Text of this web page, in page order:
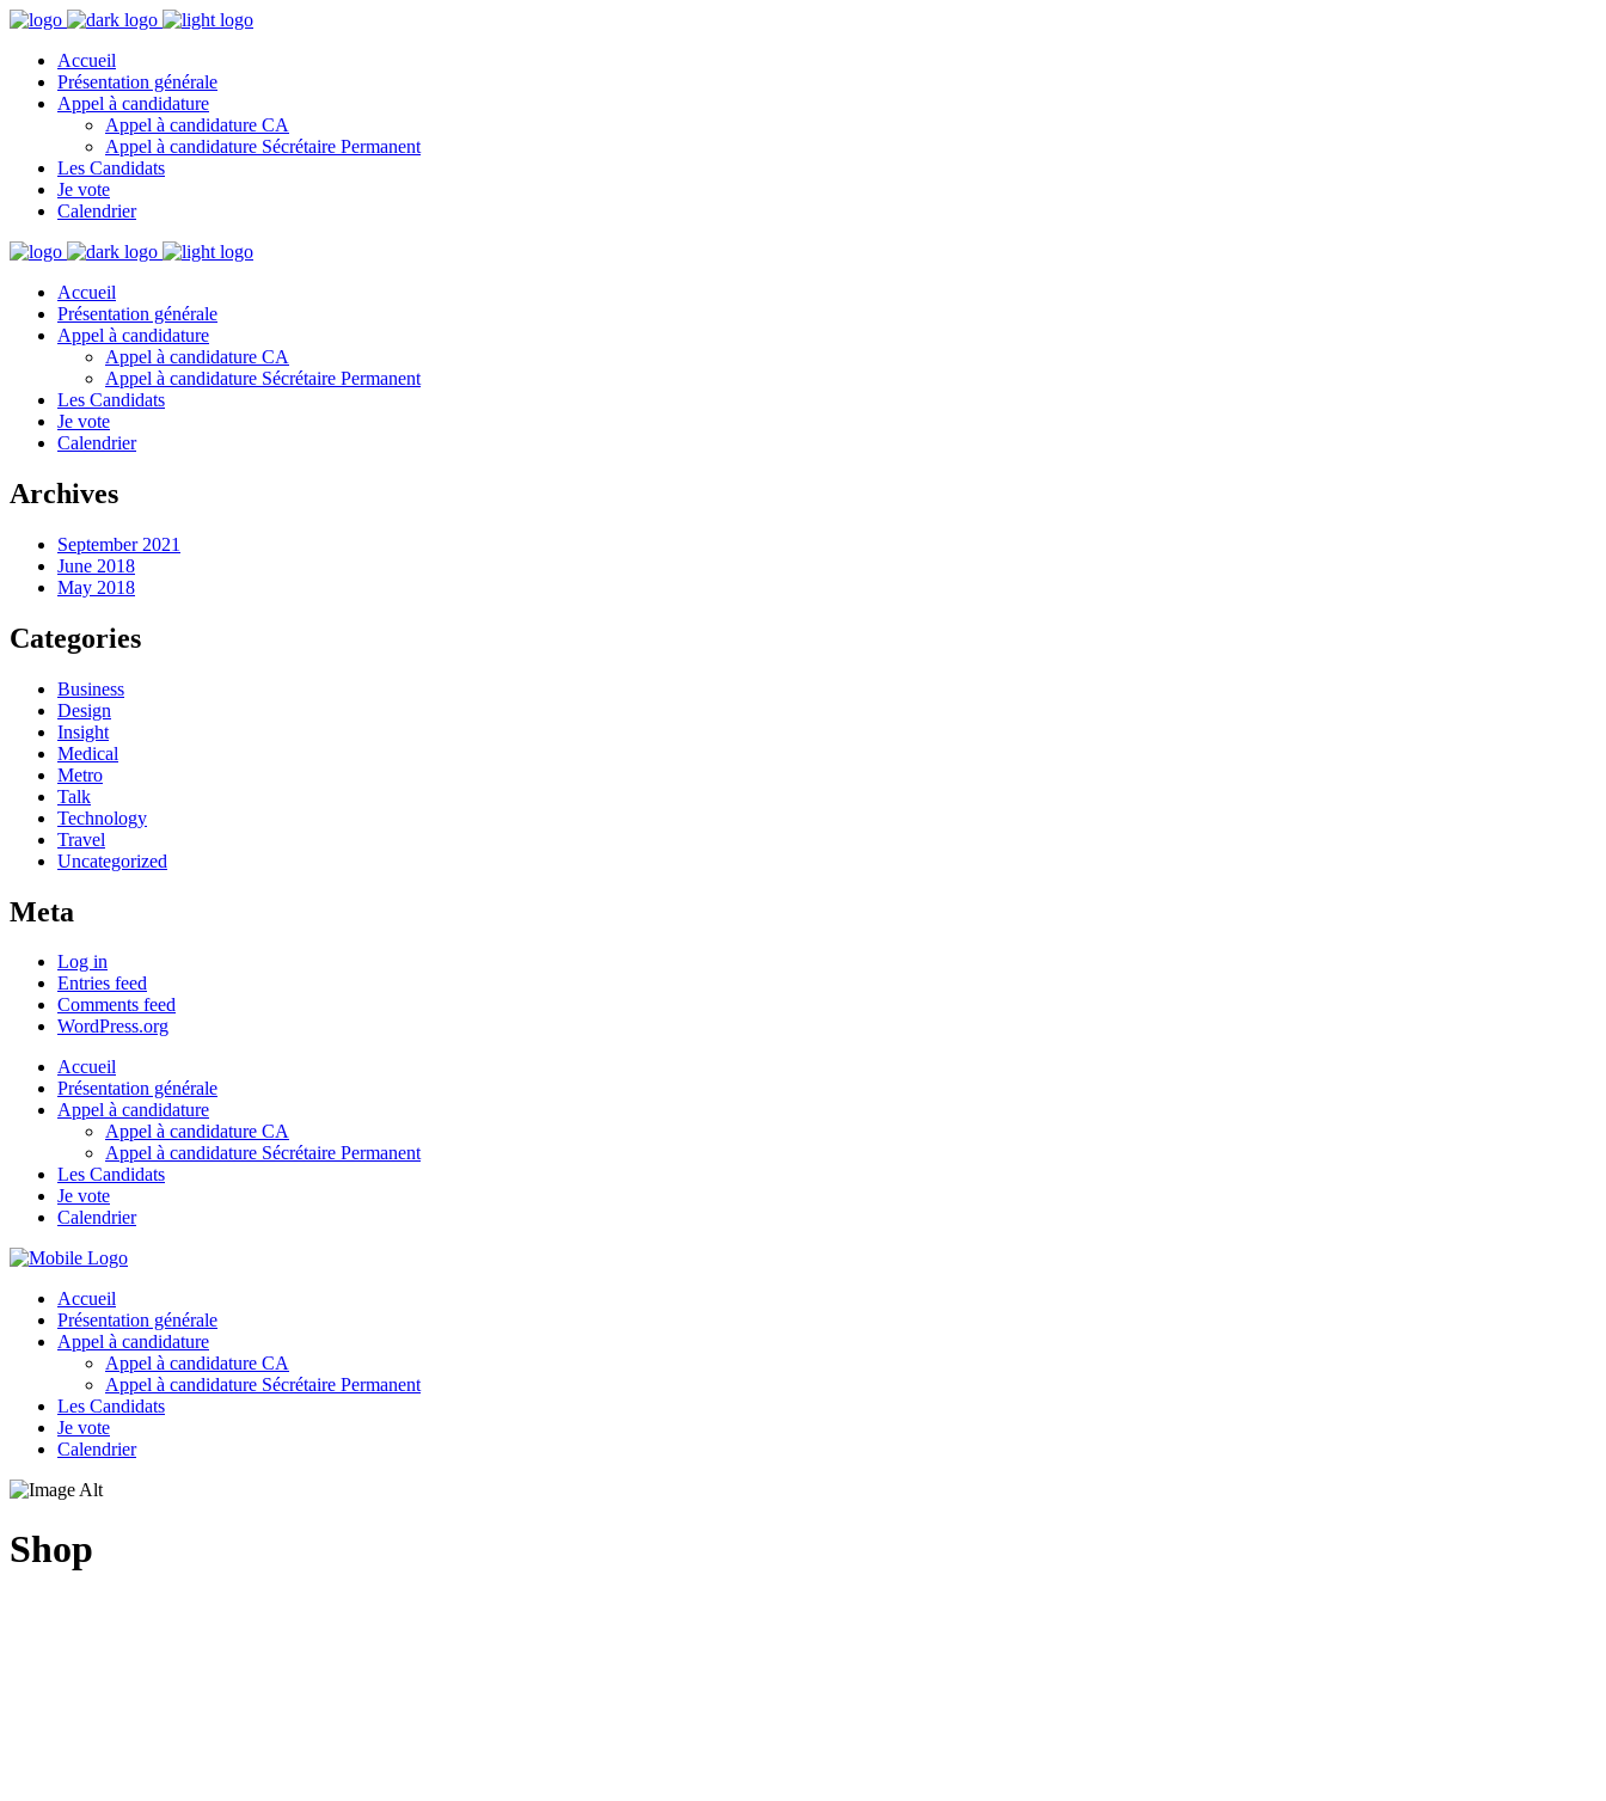
Accueil
Présentation générale
Appel à candidature
Appel à candidature CA
Appel à candidature Sécrétaire Permanent
Les Candidats
Je vote
Calendrier
Accueil
Présentation générale
Appel à candidature
Appel à candidature CA
Appel à candidature Sécrétaire Permanent
Les Candidats
Je vote
Calendrier
Archives
September 2021
June 2018
May 2018
Categories
Business
Design
Insight
Medical
Metro
Talk
Technology
Travel
Uncategorized
Meta
Log in
Entries feed
Comments feed
WordPress.org
Accueil
Présentation générale
Appel à candidature
Appel à candidature CA
Appel à candidature Sécrétaire Permanent
Les Candidats
Je vote
Calendrier
Accueil
Présentation générale
Appel à candidature
Appel à candidature CA
Appel à candidature Sécrétaire Permanent
Les Candidats
Je vote
Calendrier
Shop